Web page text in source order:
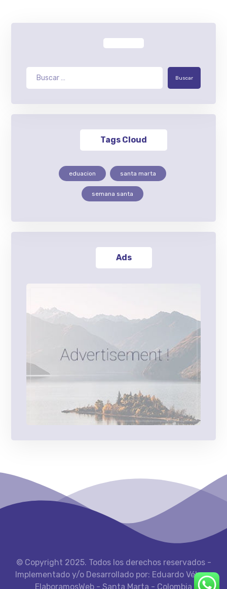
Buscar
Tags Cloud
eduacion santa marta
semana santa
Ads
© Copyright 2025. Todos los derechos reservados -
Implementado y/o Desarrollado por: Eduardo Vélez -
ElaboramosWeb - Santa Marta - Colombia